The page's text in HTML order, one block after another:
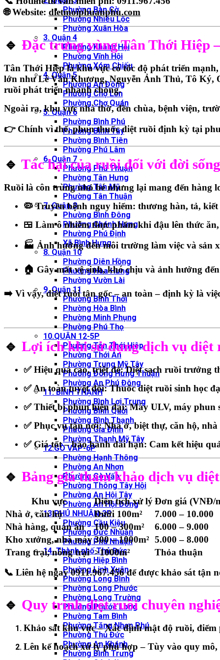
Phường Bàn Cờ
Phường Nhiêu Lộc
Phường Xuân Hòa
3. Quận 4
Phường Khánh Hội
Phường Vĩnh Hội
Phường Xóm Chiếu
4. Quận 5
Phường An Đông
Phường Chợ Lớn
Phường Chợ Quán
5. Quận 6
Phường Bình Phú
Phường Bình Tây
Phường Bình Tiên
Phường Phú Lâm
6. Quận 7
Phường Phú Thuận
Phường Tân Hưng
Phường Tân Mỹ
Phường Tân Thuận
7. Quận 8
Phường Bình Đông
Phường Chánh Hưng
Phường Phú Định
Xã Bình Hưng
8. Quận 10
Phường Diên Hồng
Phường Hòa Hưng
Phường Vườn Lài
9. Quận 11
Phường Bình Thới
Phường Hòa Bình
Phường Minh Phụng
Phường Phú Thọ
10.QUẬN 12-5P
Phường Tân Thới Hiệp
Phường Thới An
Phường Trung Mỹ Tây
Phường Đông Hưng Thuận
Phường An Phú Đông
11. BÌNH THẠNH
Phường Bình Lợi Trung
Phường Bình Quới
Phường Bình Thạnh
Phường Gia Định
Phường Thạnh Mỹ Tây
12.GÒ VẤP-6P
Phường Hạnh Thông
Phường An Nhơn
Phường Gò Vấp
Phường Thông Tây Hội
Phường An Hội Tây
Phường An Hội Đông
13.PHÚ NHUẬN-3P
Phường Cầu Kiệu
Phường Đức Nhuận
Phường Phú Nhuận
14. Thành phố Thủ Đức
Phường Hiệp Bình
Phường Linh Xuân
Phường Long Bình
Phường Long Phước
Phường Long Trường
Phường Phước Long
Phường Tam Bình
Phường Tăng Nhơn Phú
Phường Thủ Đức
Phường An Khánh
Phường Bình Trưng
🌐 Website: dietmoiphuanphu.com
🔹 Đặc trưng vùng Tân Thới Hiệp
Tân Thới Hiệp là khu vực có tốc độ phát triển
lớn như Lê Văn Khương, Nguyễn Ảnh Thủ, Tô Ký,
ruồi phát triển nhanh chóng.
Ngoài ra, khu vực nhà thờ, đền chùa, bệnh viện,
👉 Chính vì thế, phun thuốc diệt ruồi định kỳ tại
🔹 Tác hại của ruồi đối với đời
Ruồi là côn trùng nhỏ bé nhưng lại mang đến hàng
🦠 Truyền bệnh nguy hiểm: thương hàn, tả,
🍱 Làm ô nhiễm thực phẩm khi đậu lên thức
🏭 Ảnh hưởng đến môi trường làm việc và sản
🏠 Gây mất vệ sinh, khó chịu và ảnh hưởng
➡️ Vì vậy, diệt ruồi tận gốc – an toàn – định kỳ là
🔹 Lợi ích khi sử dụng dịch vụ diệt
✅ Hiệu quả cao, triệt để: Diệt sạch ruồi trưởng
✅ An toàn tuyệt đối: Thuốc diệt ruồi sinh học
✅ Thiết bị phun hiện đại: Máy ULV, máy phun
✅ Phục vụ tận nơi: Nhà ở, biệt thự, căn hộ,
✅ Giá tốt – bảo hành dài hạn: Cam kết hiệu
🔹 Bảng giá tham khảo dịch vụ
Khu vực Diện tích xử lýĐơn giá (VNĐ/
Nhà ở, căn hộ
Dưới 100m² 7.000 – 10.000
Nhà hàng, quán ăn
100 – 300m² 6.000 – 9.000
Kho xưởng, nhà máy300 – 1000m² 5.000 – 8.000
Trang trại, nông trại >1000m² Thỏa thuận
📞 Liên hệ ngay 0911.967.456 để được khảo sát
🔹 Quy trình diệt ruồi chuyên
Khảo sát khu vực – Xác định mật độ ruồi, điểm
Lên kế hoạch xử lý phù hợp – Tùy vào quy